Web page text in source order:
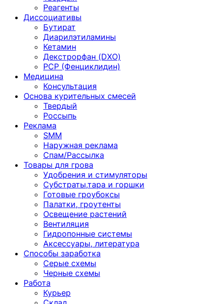
Реагенты
Диссоциативы
Бутират
Диарилэтиламины
Кетамин
Декстрорфан (DXO)
PCP (Фенциклидин)
Медицина
Консультация
Основа курительных смесей
Твердый
Россыпь
Реклама
SMM
Наружная реклама
Спам/Рассылка
Товары для грова
Удобрения и стимуляторы
Субстраты,тара и горшки
Готовые гроубоксы
Палатки, гроутенты
Освещение растений
Вентиляция
Гидропонные системы
Аксессуары, литература
Способы заработка
Серые схемы
Черные схемы
Работа
Курьер